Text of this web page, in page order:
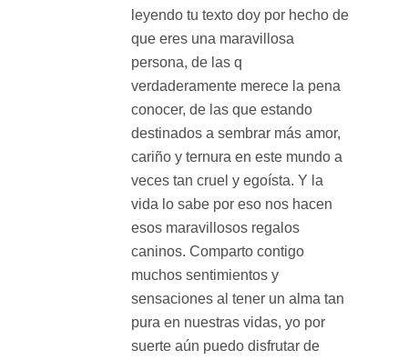
leyendo tu texto doy por hecho de
que eres una maravillosa
persona, de las q
verdaderamente merece la pena
conocer, de las que estando
destinados a sembrar más amor,
cariño y ternura en este mundo a
veces tan cruel y egoísta. Y la
vida lo sabe por eso nos hacen
esos maravillosos regalos
caninos. Comparto contigo
muchos sentimientos y
sensaciones al tener un alma tan
pura en nuestras vidas, yo por
suerte aún puedo disfrutar de